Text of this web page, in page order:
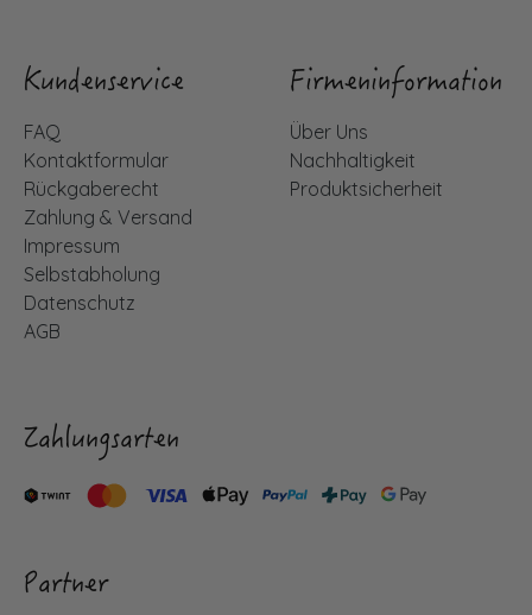
Kundenservice
FAQ
Kontaktformular
Rückgaberecht
Zahlung & Versand
Impressum
Selbstabholung
Datenschutz
AGB
Firmeninformation
Über Uns
Nachhaltigkeit
Produktsicherheit
Zahlungsarten
Partner